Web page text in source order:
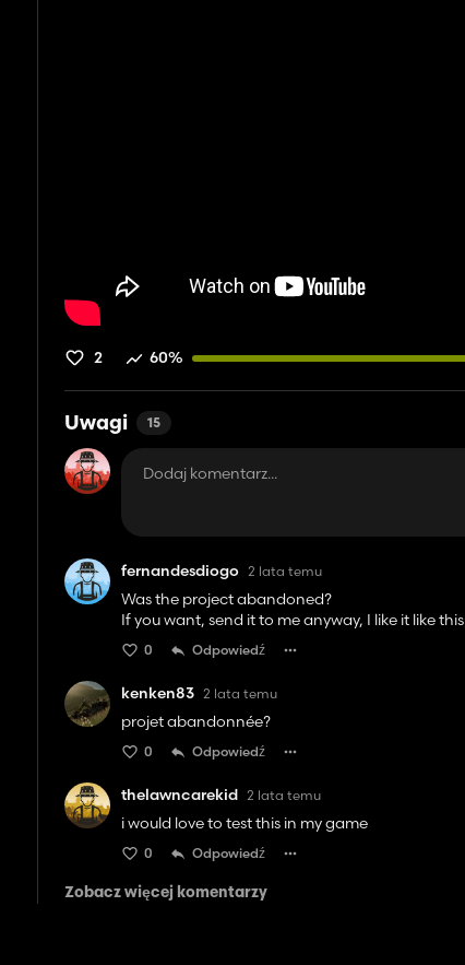
2 60%
Uwagi 15
fernandesdiogo 2 lata temu
Was the project abandoned?
If you want, send it to me anyway, I like it like this
0 Odpowiedź
kenken83 2 lata temu
projet abandonnée?
0 Odpowiedź
thelawncarekid 2 lata temu
i would love to test this in my game
0 Odpowiedź
Zobacz więcej komentarzy